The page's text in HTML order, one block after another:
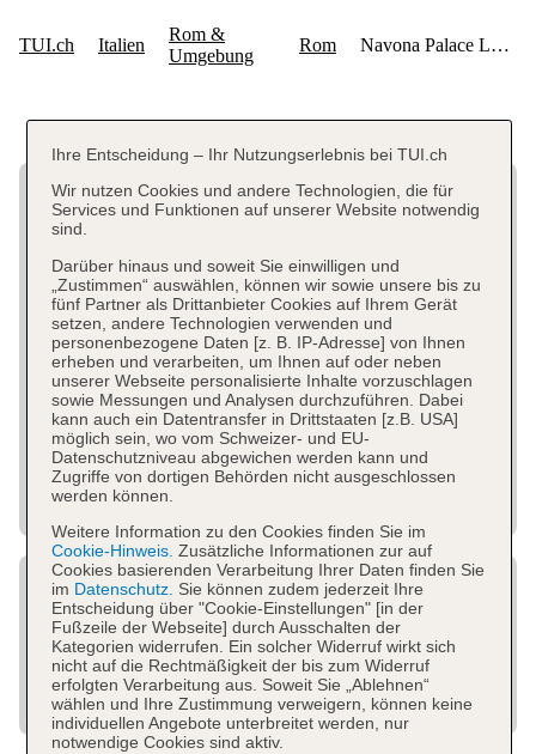
Ihre Entscheidung – Ihr Nutzungserlebnis bei TUI.ch
Wir nutzen Cookies und andere Technologien, die für
Services und Funktionen auf unserer Website notwendig
sind.
Darüber hinaus und soweit Sie einwilligen und
„Zustimmen“ auswählen, können wir sowie unsere bis zu
fünf Partner als Drittanbieter Cookies auf Ihrem Gerät
setzen, andere Technologien verwenden und
personenbezogene Daten [z. B. IP-Adresse] von Ihnen
erheben und verarbeiten, um Ihnen auf oder neben
unserer Webseite personalisierte Inhalte vorzuschlagen
sowie Messungen und Analysen durchzuführen. Dabei
kann auch ein Datentransfer in Drittstaaten [z.B. USA]
möglich sein, wo vom Schweizer- und EU-
Datenschutzniveau abgewichen werden kann und
Zugriffe von dortigen Behörden nicht ausgeschlossen
werden können.
Weitere Information zu den Cookies finden Sie im
Cookie-Hinweis. Zusätzliche Informationen zur auf
Cookies basierenden Verarbeitung Ihrer Daten finden Sie
im Datenschutz. Sie können zudem jederzeit Ihre
Entscheidung über "Cookie-Einstellungen" [in der
Fußzeile der Webseite] durch Ausschalten der
Kategorien widerrufen. Ein solcher Widerruf wirkt sich
nicht auf die Rechtmäßigkeit der bis zum Widerruf
erfolgten Verarbeitung aus. Soweit Sie „Ablehnen“
wählen und Ihre Zustimmung verweigern, können keine
individuellen Angebote unterbreitet werden, nur
notwendige Cookies sind aktiv.